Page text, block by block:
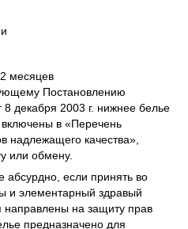
месяцев
Постановлению
декабря 2003 г. нижнее белье
в «Перечень
надлежащего качества»,
или обмену.
абсурдно, если принять во
и элементарный здравый
на защиту прав
предназначено для